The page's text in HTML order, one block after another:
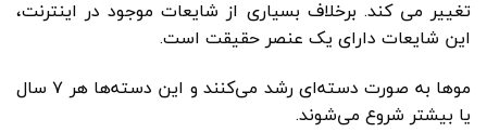
تغییر می کند. برخلاف بسیاری از شایعات موجود در اینترنت،
این شایعات دارای یک عنصر حقیقت است.
موها به صورت دسته‌ای رشد می‌کنند و این دسته‌ها هر ۷ سال
یا بیشتر شروع می‌شوند.